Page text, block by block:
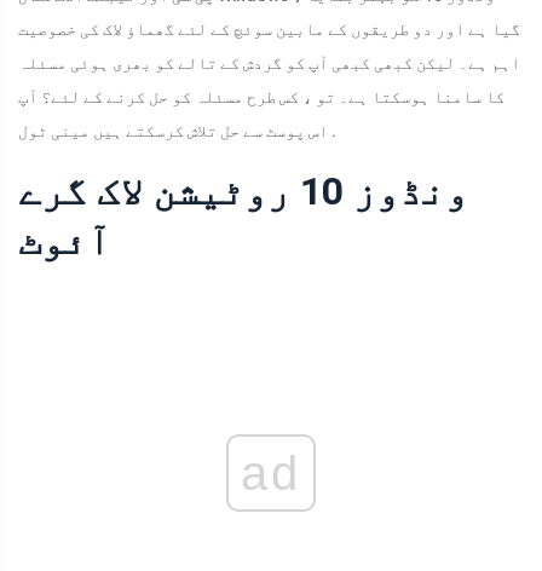
گیا ہے اور دو طریقوں کے مابین سوئچ کے لئے گھماؤ لاک کی خصوصیت
اہم ہے۔ لیکن کبھی کبھی آپ کو گردش کے تالے کو بھری ہوئی مسئلہ
کا سامنا ہوسکتا ہے۔ تو ، کس طرح مسئلہ کو حل کرنے کے لئے؟ آپ
اس پوسٹ سے حل تلاش کرسکتے ہیں مینی ٹول .
ونڈوز 10 روٹیشن لاک گرے
آئوٹ
ad